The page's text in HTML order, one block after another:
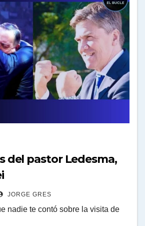
del pastor Ledesma,
JORGE GRES
nadie te contó sobre la visita de